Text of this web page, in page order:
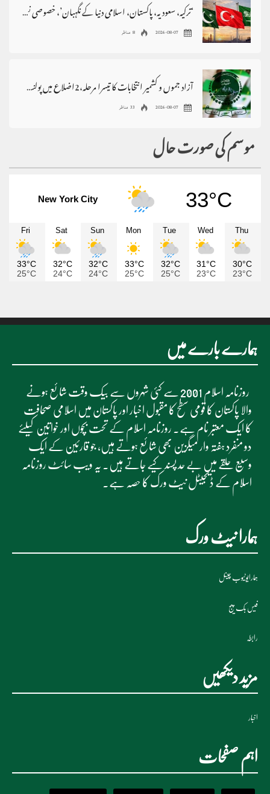
‘ترکیہ، سعودیہ، پاکستان، اسلامی دنیا کے نگہبان’، خصوصی نغمہ جاری
2026-08-07 8 مناظر
آزاد جموں و کشمیر انتخابات کا تیسرا مرحلہ،2اضلاع میں پولنگ ملتوی
2026-08-07 33 مناظر
موسم کی صورت حال
New York City 33°C
Fri
33°C
25°C
Sat
32°C
24°C
Sun
32°C
24°C
Mon
33°C
25°C
Tue
32°C
25°C
Wed
31°C
23°C
Thu
30°C
23°C
ہمارے بارے میں
روزنامہ اسلام 2001 سے کئی شہروں سے بیک وقت شائع ہونے
والا پاکستان کا قومی سطح کا مقبول اخبار اور پاکستان میں اسلامی صحافت
کا ایک معتبر نام ہے۔ روزنامہ اسلام کے تحت بچوں اور خواتین کیلئے
دو منفرد ہفتہ وار میگزین بھی شائع ہوتے ہیں، جو قارئین کے ایک
وسیع حلقے میں بے حد پسند کیے جاتے ہیں۔ یہ ویب سائٹ روزنامہ
اسلام کے ڈیجیٹل نیٹ ورک کا حصہ ہے۔
ہمارا نیٹ ورک
ہمارایوٹیوب چینل
فیس بک پیج
رابطہ
مزید دیکھیں
اخبار
اہم صفحات